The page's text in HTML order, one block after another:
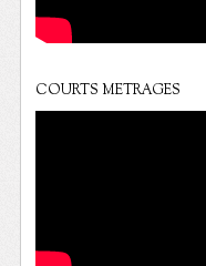
COURTS METRAGES